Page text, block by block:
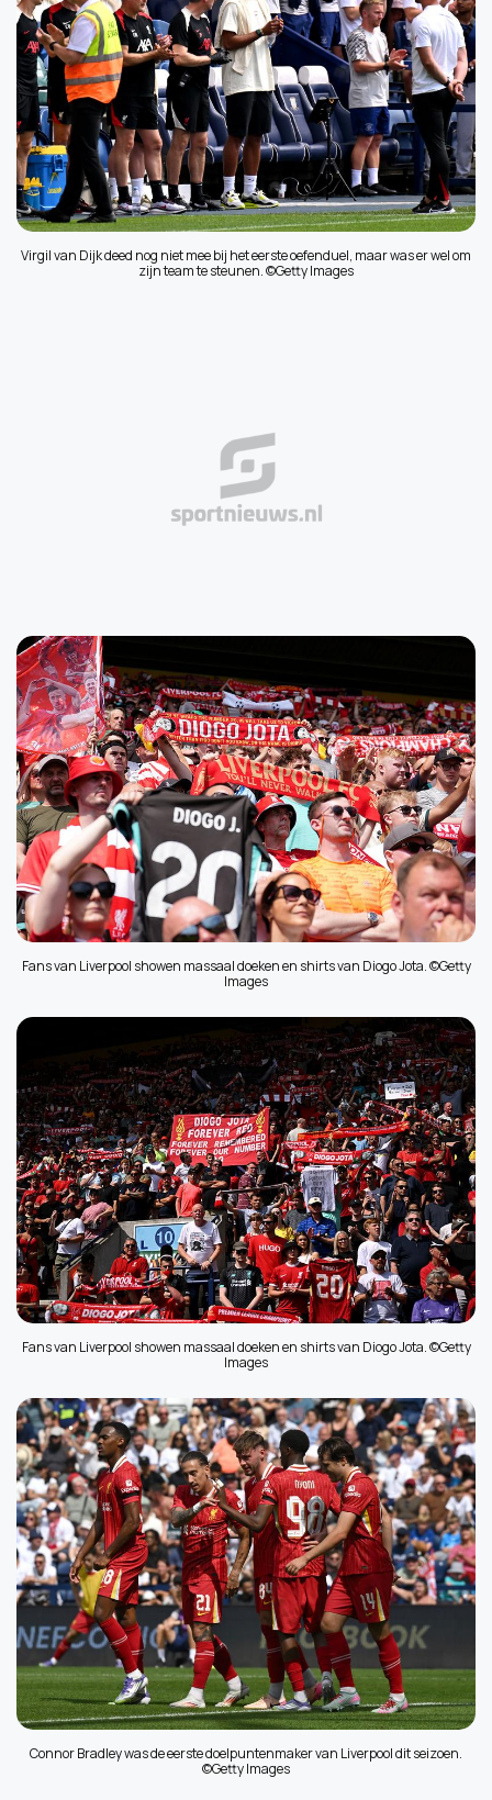
Virgil van Dijk deed nog niet mee bij het eerste oefenduel, maar was er wel om
zijn team te steunen. ©Getty Images
Fans van Liverpool showen massaal doeken en shirts van Diogo Jota. ©Getty
Images
Fans van Liverpool showen massaal doeken en shirts van Diogo Jota. ©Getty
Images
Connor Bradley was de eerste doelpuntenmaker van Liverpool dit seizoen.
©Getty Images